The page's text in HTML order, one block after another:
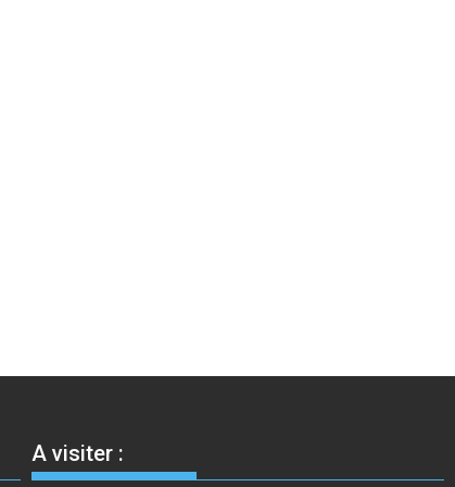
A visiter :